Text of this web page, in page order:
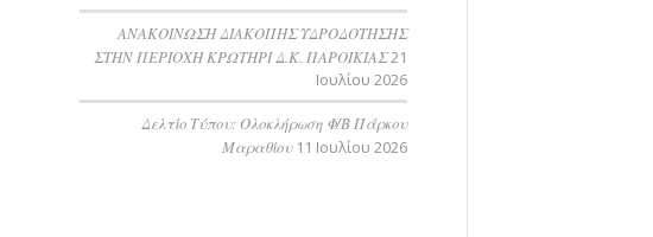
AΝΑΚΟΙΝΩΣΗ ΔΙΑΚΟΠΗΣ ΥΔΡΟΔΟΤΗΣΗΣ
ΣΤΗΝ ΠΕΡΙΟΧΗ ΚΡΩΤΗΡΙ Δ.Κ. ΠΑΡΟΙΚΙΑΣ21
Ιουλίου 2026
Δελτίο Τύπου: Ολοκλήρωση Φ/Β Πάρκου
Μαραθίου 11 Ιουλίου 2026